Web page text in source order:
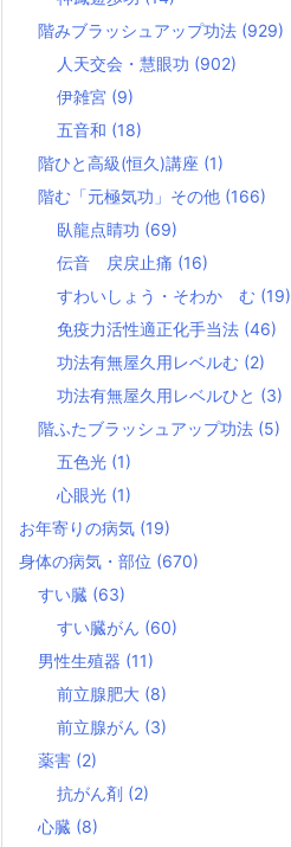
階みブラッシュアップ功法 (929)
人天交会・慧眼功 (902)
伊雑宮 (9)
五音和 (18)
階ひと高級(恒久)講座 (1)
階む「元極気功」その他 (166)
臥龍点睛功 (69)
伝音 戻戻止痛 (16)
すわいしょう・そわか む (19)
免疫力活性適正化手当法 (46)
功法有無屋久用レベルむ (2)
功法有無屋久用レベルひと (3)
階ふたブラッシュアップ功法 (5)
五色光 (1)
心眼光 (1)
お年寄りの病気 (19)
身体の病気・部位 (670)
すい臓 (63)
すい臓がん (60)
男性生殖器 (11)
前立腺肥大 (8)
前立腺がん (3)
薬害 (2)
抗がん剤 (2)
心臓 (8)